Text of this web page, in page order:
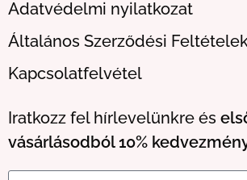
Adatvédelmi nyilatkozat
Általános Szerződési
Kapcsolatfelvétel
Iratkozz fel hírlevelünkre és
vásárlásodból 10%